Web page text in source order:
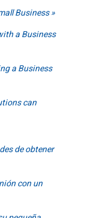
Business
a Business
a Business
can
de obtener
con un